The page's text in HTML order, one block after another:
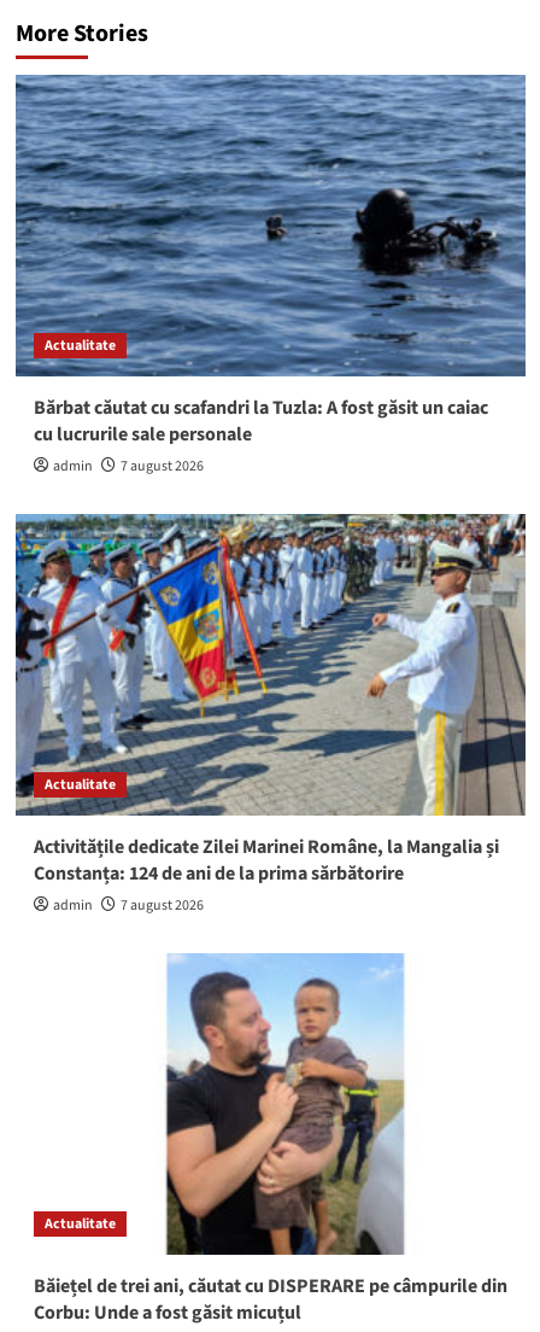
More Stories
Actualitate
Bărbat căutat cu scafandri la Tuzla: A fost găsit un caiac
cu lucrurile sale personale
admin 7 august 2026
Actualitate
Activitățile dedicate Zilei Marinei Române, la Mangalia și
Constanța: 124 de ani de la prima sărbătorire
admin 7 august 2026
Actualitate
Băiețel de trei ani, căutat cu DISPERARE pe câmpurile din
Corbu: Unde a fost găsit micuțul